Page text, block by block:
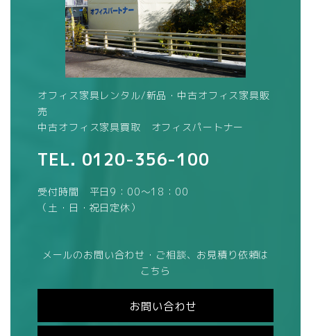
オフィス家具レンタル/新品・中古オフィス家具販
売
中古オフィス家具買取 オフィスパートナー
TEL. 0120-356-100
受付時間 平日9：00～18：00
（土・日・祝日定休）
メールのお問い合わせ・ご相談、お見積り依頼は
こちら
お問い合わせ